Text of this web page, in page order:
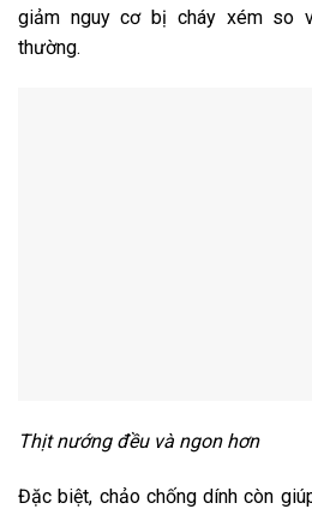
giảm nguy cơ bị cháy xém so
thường.
Thịt nướng đều và ngon hơn
Đặc biệt, chảo chống dính còn